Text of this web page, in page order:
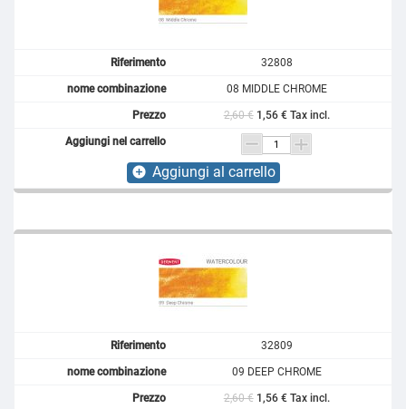
32808
08 MIDDLE CHROME
2,60 € 1,56 € Tax incl.
add_circle Aggiungi al carrello
32809
09 DEEP CHROME
2,60 € 1,56 € Tax incl.